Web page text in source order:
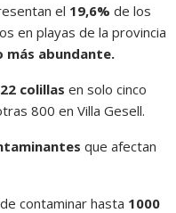
el 19,6% de los
en playas de la provincia
más abundante.
colillas en solo cinco
800 en Villa Gesell.
que afectan
contaminar hasta 1000